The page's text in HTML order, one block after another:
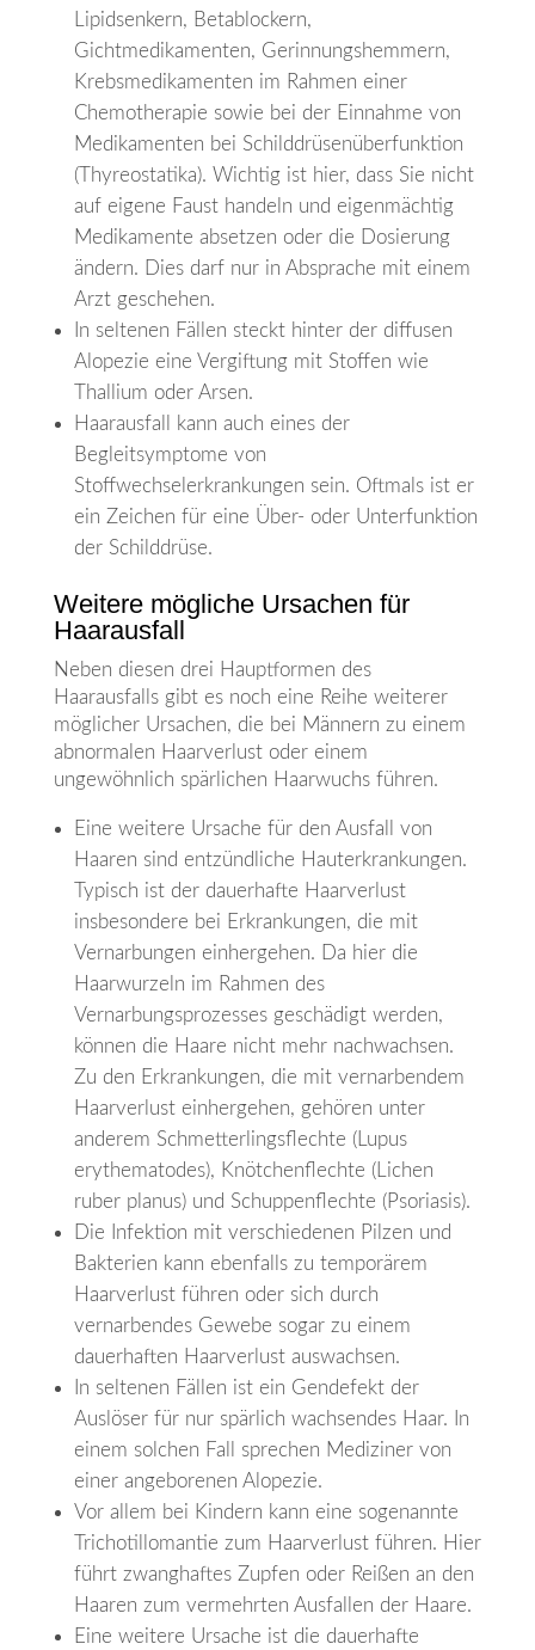
Lipidsenkern, Betablockern,
Gichtmedikamenten, Gerinnungshemmern,
Krebsmedikamenten im Rahmen einer
Chemotherapie sowie bei der Einnahme von
Medikamenten bei Schilddrüsenüberfunktion
(Thyreostatika). Wichtig ist hier, dass Sie nicht
auf eigene Faust handeln und eigenmächtig
Medikamente absetzen oder die Dosierung
ändern. Dies darf nur in Absprache mit einem
Arzt geschehen.
In seltenen Fällen steckt hinter der diffusen
Alopezie eine Vergiftung mit Stoffen wie
Thallium oder Arsen.
Haarausfall kann auch eines der
Begleitsymptome von
Stoffwechselerkrankungen sein. Oftmals ist er
ein Zeichen für eine Über- oder Unterfunktion
der Schilddrüse.
Weitere mögliche Ursachen für
Haarausfall
Neben diesen drei Hauptformen des
Haarausfalls gibt es noch eine Reihe weiterer
möglicher Ursachen, die bei Männern zu einem
abnormalen Haarverlust oder einem
ungewöhnlich spärlichen Haarwuchs führen.
Eine weitere Ursache für den Ausfall von
Haaren sind entzündliche Hauterkrankungen.
Typisch ist der dauerhafte Haarverlust
insbesondere bei Erkrankungen, die mit
Vernarbungen einhergehen. Da hier die
Haarwurzeln im Rahmen des
Vernarbungsprozesses geschädigt werden,
können die Haare nicht mehr nachwachsen.
Zu den Erkrankungen, die mit vernarbendem
Haarverlust einhergehen, gehören unter
anderem Schmetterlingsflechte (Lupus
erythematodes), Knötchenflechte (Lichen
ruber planus) und Schuppenflechte (Psoriasis).
Die Infektion mit verschiedenen Pilzen und
Bakterien kann ebenfalls zu temporärem
Haarverlust führen oder sich durch
vernarbendes Gewebe sogar zu einem
dauerhaften Haarverlust auswachsen.
In seltenen Fällen ist ein Gendefekt der
Auslöser für nur spärlich wachsendes Haar. In
einem solchen Fall sprechen Mediziner von
einer angeborenen Alopezie.
Vor allem bei Kindern kann eine sogenannte
Trichotillomantie zum Haarverlust führen. Hier
führt zwanghaftes Zupfen oder Reißen an den
Haaren zum vermehrten Ausfallen der Haare.
Eine weitere Ursache ist die dauerhafte